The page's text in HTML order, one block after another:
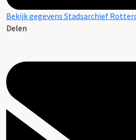
Bekijk gegevens Stadsarchief
Delen